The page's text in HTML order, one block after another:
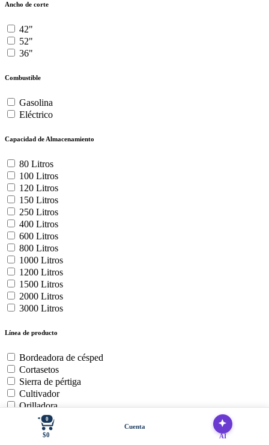
Ancho de corte
42"
52"
36"
Combustible
Gasolina
Eléctrico
Capacidad de Almacenamiento
80 Litros
100 Litros
120 Litros
150 Litros
250 Litros
400 Litros
600 Litros
800 Litros
1000 Litros
1200 Litros
1500 Litros
2000 Litros
3000 Litros
Línea de producto
Bordeadora de césped
Cortasetos
Sierra de pértiga
Cultivador
Orilladora
Soplador de hojas
Baterías y cargadores
0
$0
Cuenta
AI